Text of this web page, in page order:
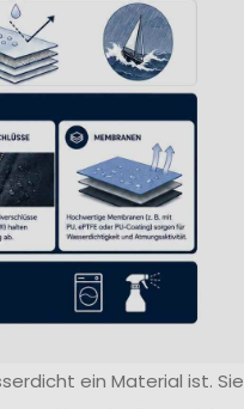
ein Material ist. Sie